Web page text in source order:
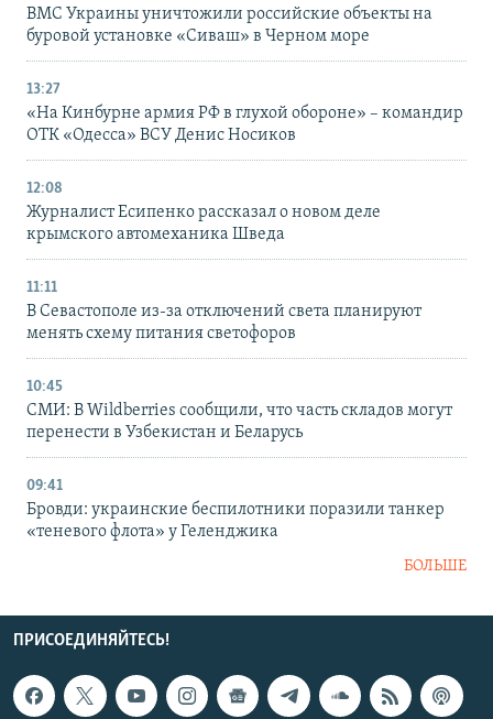
ВМС Украины уничтожили российские объекты на
буровой установке «Сиваш» в Черном море
13:27
«На Кинбурне армия РФ в глухой обороне» – командир
ОТК «Одесса» ВСУ Денис Носиков
12:08
Журналист Есипенко рассказал о новом деле
крымского автомеханика Шведа
11:11
В Севастополе из-за отключений света планируют
менять схему питания светофоров
10:45
СМИ: В Wildberries сообщили, что часть складов могут
перенести в Узбекистан и Беларусь
09:41
Бровди: украинские беспилотники поразили танкер
«теневого флота» у Геленджика
БОЛЬШЕ
ПРИСОЕДИНЯЙТЕСЬ!